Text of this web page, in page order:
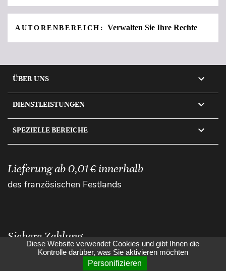
AUTORENBEREICH: Verwalten Sie Ihre Rechte
ÜBER UNS 
DIENSTLEISTUNGEN 
SPEZIELLE BEREICHE 
Lieferung ab 0,01 € innerhalb
des französischen Festlands
Sichere Zahlung
Diese Website verwendet Cookies und gibt Ihnen die
Kontrolle darüber, was Sie aktivieren möchten
Personifizieren